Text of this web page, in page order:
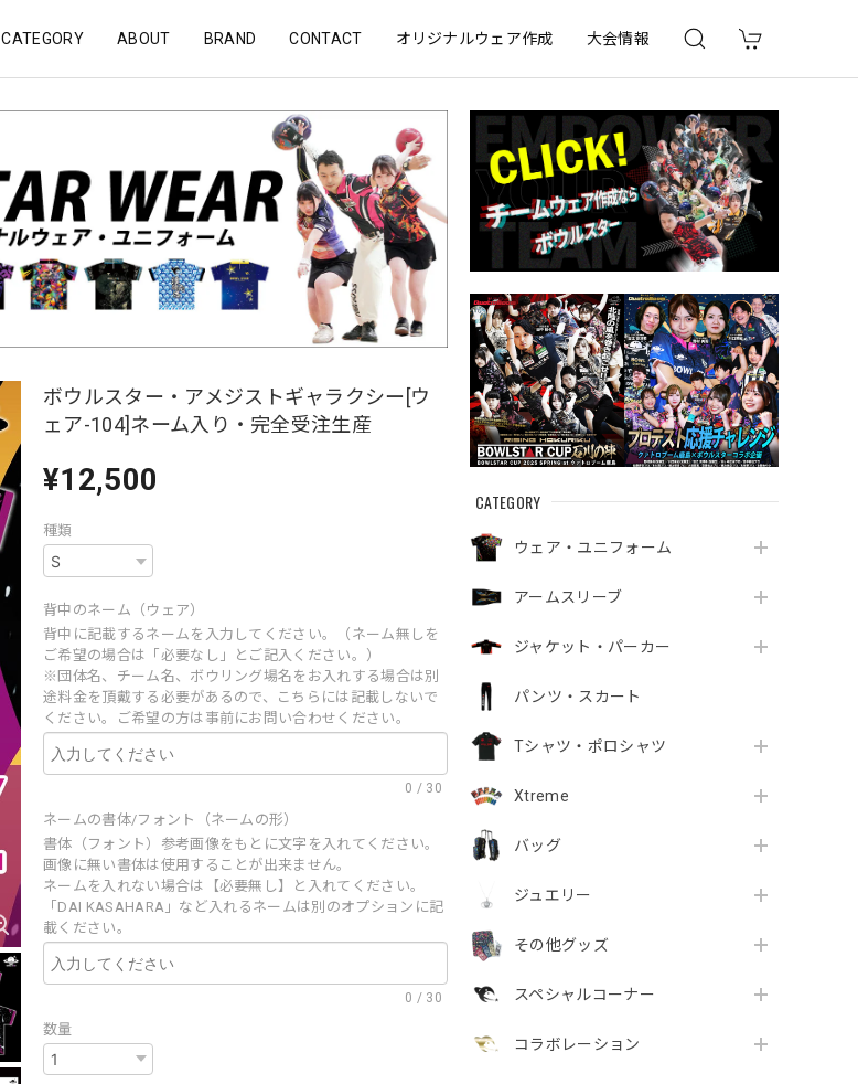
CATEGORY ABOUT BRAND CONTACT オリジナルウェア作成 大会情報
CATEGORY
ウェア・ユニフォーム
アームスリーブ
ジャケット・パーカー
パンツ・スカート
Tシャツ・ポロシャツ
Xtreme
バッグ
ジュエリー
その他グッズ
スペシャルコーナー
コラボレーション
ボウルスター・アメジストギャラクシー[ウ
ェア-104]ネーム入り・完全受注生産
¥12,500
種類
背中のネーム（ウェア）
背中に記載するネームを入力してください。（ネーム無しを
ご希望の場合は「必要なし」とご記入ください。）
※団体名、チーム名、ボウリング場名をお入れする場合は別
途料金を頂戴する必要があるので、こちらには記載しないで
ください。ご希望の方は事前にお問い合わせください。
0 / 30
ネームの書体/フォント（ネームの形）
書体（フォント）参考画像をもとに文字を入れてください。
画像に無い書体は使用することが出来ません。
ネームを入れない場合は【必要無し】と入れてください。
「DAI KASAHARA」など入れるネームは別のオプションに記
載ください。
0 / 30
数量